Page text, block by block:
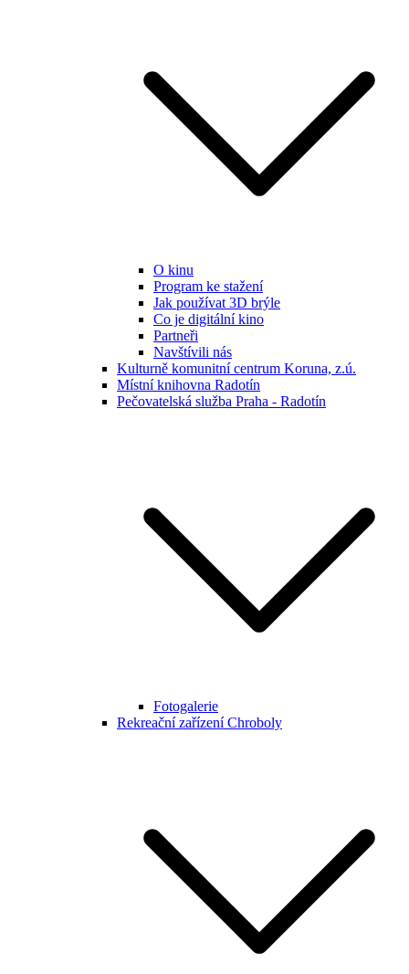
O kinu
Program ke stažení
Jak používat 3D brýle
Co je digitální kino
Partneři
Navštívili nás
Kulturně komunitní centrum Koruna, z.ú.
Místní knihovna Radotín
Pečovatelská služba Praha - Radotín
Fotogalerie
Rekreační zařízení Chroboly